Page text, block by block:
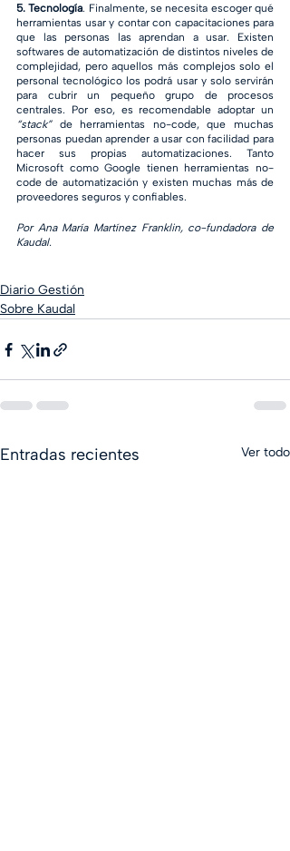
5. Tecnología. Finalmente, se necesita escoger qué
herramientas usar y contar con capacitaciones para
que las personas las aprendan a usar. Existen
softwares de automatización de distintos niveles de
complejidad, pero aquellos más complejos solo el
personal tecnológico los podrá usar y solo servirán
para cubrir un pequeño grupo de procesos
“stack” de herramientas no-code, que muchas
personas puedan aprender a usar con facilidad para
hacer sus propias automatizaciones. Tanto
Microsoft como Google tienen herramientas no-
code de automatización y existen muchas más de
proveedores seguros y confiables.
Por Ana María Martínez Franklin, co-fundadora de
Kaudal.
Diario Gestión
Sobre Kaudal
Entradas recientes Ver todo